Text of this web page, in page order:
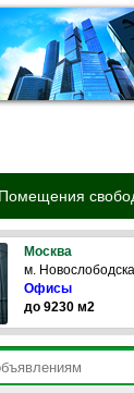
Помещения
Москва
м.
Офисы
до 9230 м2